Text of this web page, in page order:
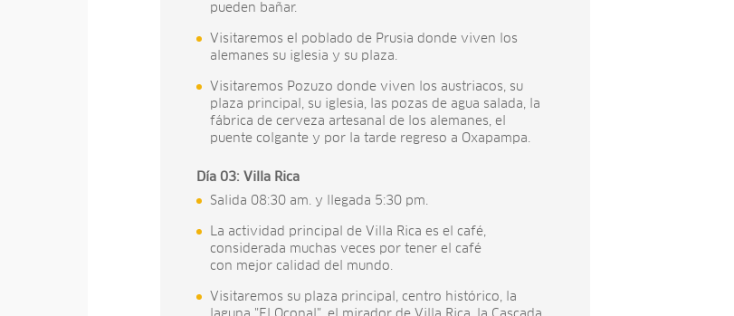
pueden bañar.
Visitaremos el poblado de Prusia donde viven los
alemanes su iglesia y su plaza.
Visitaremos Pozuzo donde viven los austriacos, su
plaza principal, su iglesia, las pozas de agua salada, la
fábrica de cerveza artesanal de los alemanes, el
puente colgante y por la tarde regreso a Oxapampa.
Día 03: Villa Rica
Salida 08:30 am. y llegada 5:30 pm.
La actividad principal de Villa Rica es el café,
considerada muchas veces por tener el café
con mejor calidad del mundo.
Visitaremos su plaza principal, centro histórico, la